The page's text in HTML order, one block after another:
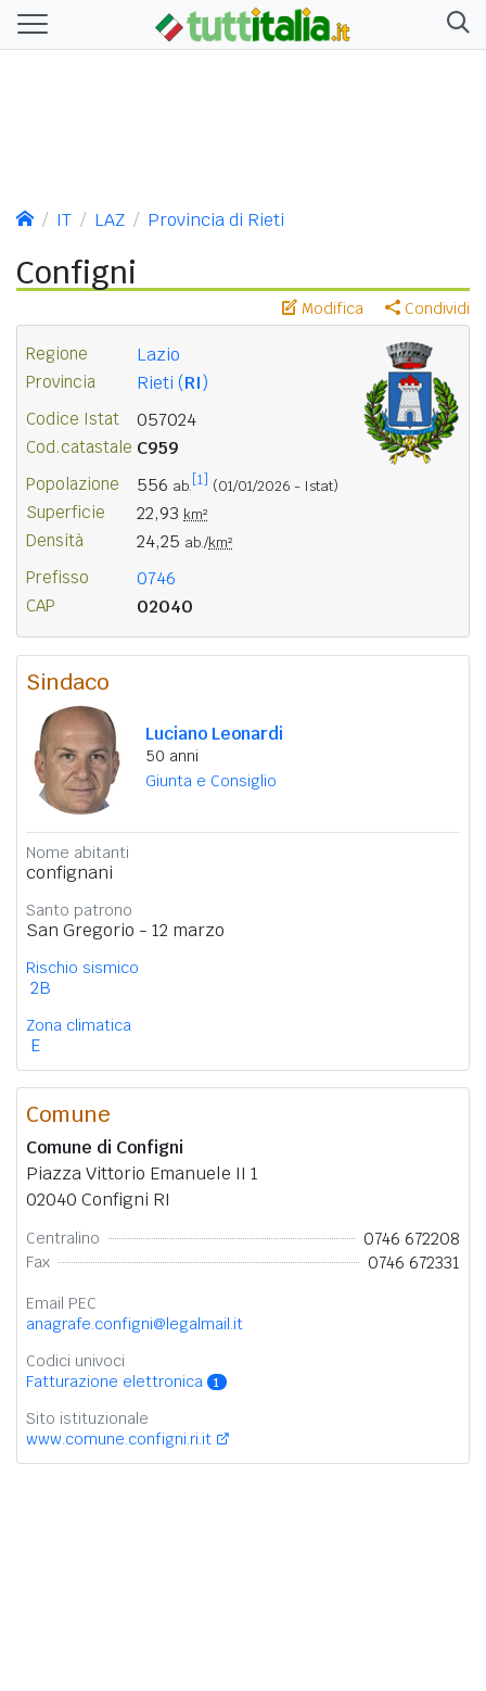
IT LAZ Provincia di Rieti
Configni
Modifica Condividi
Regione Lazio
Provincia Rieti (RI)
Codice Istat 057024
Cod.catastale C959
Popolazione 556 ab. [1] (01/01/2026 - Istat)
Superficie 22,93 km²
Densità 24,25 ab./km²
Prefisso 0746
CAP 02040
Sindaco
Luciano Leonardi
50 anni
Giunta e Consiglio
Nome abitanti
confignani
Santo patrono
San Gregorio - 12 marzo
Rischio sismico
2B
Zona climatica
E
Comune
Comune di Configni
Piazza Vittorio Emanuele II 1
02040 Configni RI
Centralino 0746 672208
Fax 0746 672331
Email PEC
anagrafe.configni@legalmail.it
Codici univoci
Fatturazione elettronica
1
Sito istituzionale
www.comune.configni.ri.it